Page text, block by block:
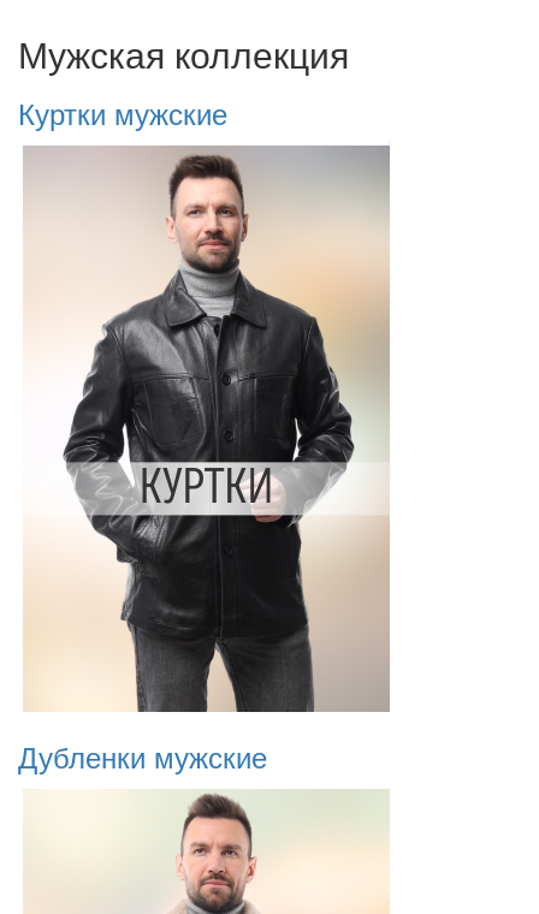
Мужская коллекция
Куртки мужские
Дубленки мужские